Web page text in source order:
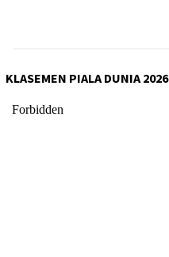
KLASEMEN PIALA DUNIA 2026